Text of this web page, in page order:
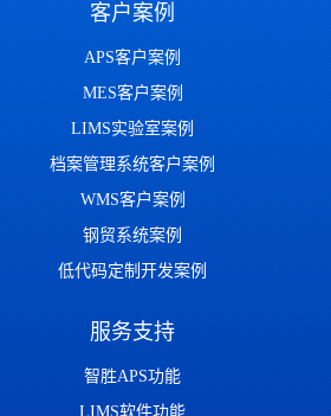
客户案例
APS客户案例
MES客户案例
LIMS实验室案例
档案管理系统客户案例
WMS客户案例
钢贸系统案例
低代码定制开发案例
服务支持
智胜APS功能
LIMS软件功能